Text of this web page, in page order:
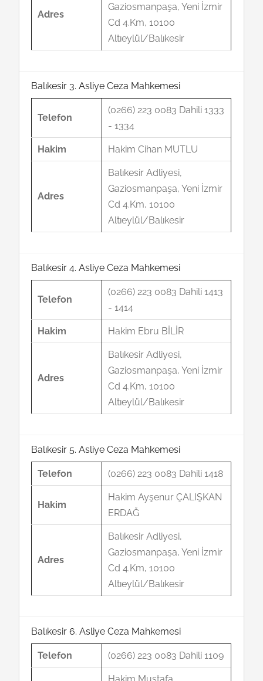
Adres
Gaziosmanpaşa, Yeni İzmir
Cd 4.Km, 10100
Altıeylül/Balıkesir
Balıkesir 3. Asliye Ceza Mahkemesi
Telefon
(0266) 223 0083 Dahili 1333
- 1334
Hakim Hakim Cihan MUTLU
Adres
Balıkesir Adliyesi,
Gaziosmanpaşa, Yeni İzmir
Cd 4.Km, 10100
Altıeylül/Balıkesir
Balıkesir 4. Asliye Ceza Mahkemesi
Telefon
(0266) 223 0083 Dahili 1413
- 1414
Hakim Hakim Ebru BİLİR
Adres
Balıkesir Adliyesi,
Gaziosmanpaşa, Yeni İzmir
Cd 4.Km, 10100
Altıeylül/Balıkesir
Balıkesir 5. Asliye Ceza Mahkemesi
Telefon (0266) 223 0083 Dahili 1418
Hakim
Hakim Ayşenur ÇALIŞKAN
ERDAĞ
Adres
Balıkesir Adliyesi,
Gaziosmanpaşa, Yeni İzmir
Cd 4.Km, 10100
Altıeylül/Balıkesir
Balıkesir 6. Asliye Ceza Mahkemesi
Telefon (0266) 223 0083 Dahili 1109